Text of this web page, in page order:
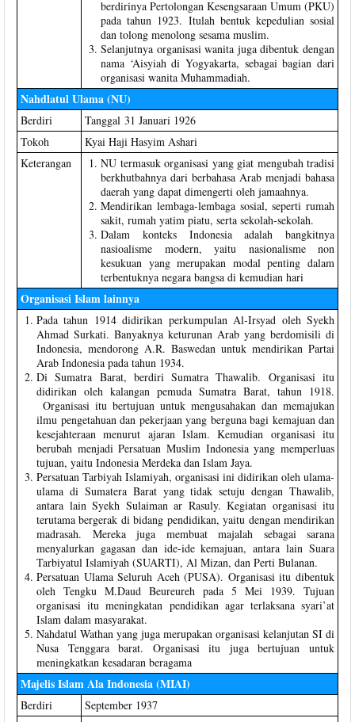
berdirinya Pertolongan Kesengsaraan Umum (PKU)
pada tahun 1923. Itulah bentuk kepedulian sosial
dan tolong menolong sesama muslim.
Selanjutnya organisasi wanita juga dibentuk dengan
nama ‘Aisyiah di Yogyakarta, sebagai bagian dari
organisasi wanita Muhammadiah.
Nahdlatul Ulama (NU)
Berdiri
Tanggal 31 Januari 1926
Tokoh
Kyai Haji Hasyim Ashari
Keterangan
NU termasuk organisasi yang giat mengubah tradisi
berkhutbahnya dari berbahasa Arab menjadi bahasa
daerah yang dapat dimengerti oleh jamaahnya.
Mendirikan lembaga-lembaga sosial, seperti rumah
sakit, rumah yatim piatu, serta sekolah-sekolah.
Dalam konteks Indonesia adalah bangkitnya
nasioalisme modern, yaitu nasionalisme non
kesukuan yang merupakan modal penting dalam
terbentuknya negara bangsa di kemudian hari
Organisasi Islam lainnya
Pada tahun 1914 didirikan perkumpulan Al-Irsyad oleh Syekh
Ahmad Surkati. Banyaknya keturunan Arab yang berdomisili di
Indonesia, mendorong A.R. Baswedan untuk mendirikan Partai
Arab Indonesia pada tahun 1934.
Di Sumatra Barat, berdiri Sumatra Thawalib. Organisasi itu
didirikan oleh kalangan pemuda Sumatra Barat, tahun 1918.
Organisasi itu bertujuan untuk mengusahakan dan memajukan
ilmu pengetahuan dan pekerjaan yang berguna bagi kemajuan dan
kesejahteraan menurut ajaran Islam. Kemudian organisasi itu
berubah menjadi Persatuan Muslim Indonesia yang memperluas
tujuan, yaitu Indonesia Merdeka dan Islam Jaya.
Persatuan Tarbiyah Islamiyah, organisasi ini didirikan oleh ulama-
ulama di Sumatera Barat yang tidak setuju dengan Thawalib,
antara lain Syekh Sulaiman ar Rasuly. Kegiatan organisasi itu
terutama bergerak di bidang pendidikan, yaitu dengan mendirikan
madrasah. Mereka juga membuat majalah sebagai sarana
menyalurkan gagasan dan ide-ide kemajuan, antara lain Suara
Tarbiyatul Islamiyah (SUARTI), Al Mizan, dan Perti Bulanan.
Persatuan Ulama Seluruh Aceh (PUSA). Organisasi itu dibentuk
oleh Tengku M.Daud Beureureh pada 5 Mei 1939. Tujuan
organisasi itu meningkatan pendidikan agar terlaksana syari’at
Islam dalam masyarakat.
Nahdatul Wathan yang juga merupakan organisasi kelanjutan SI di
Nusa Tenggara barat. Organisasi itu juga bertujuan untuk
meningkatkan kesadaran beragama
Majelis Islam Ala Indonesia (MIAI)
Berdiri
September 1937